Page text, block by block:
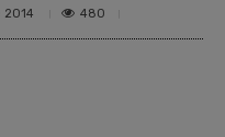
2014 480